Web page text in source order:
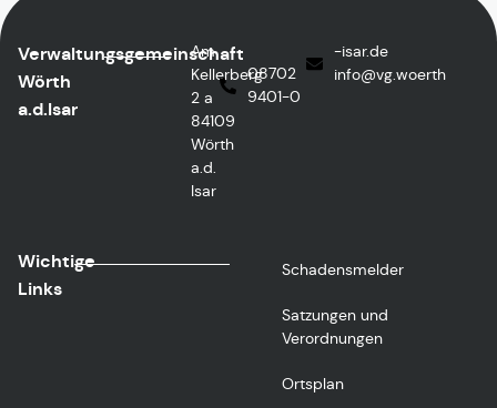
Verwaltungsgemeinschaft
Wörth
a.d.Isar
Am
Kellerberg
2 a
84109
Wörth
a.d.
Isar
08702
9401-0
ed.rasi-
htreow.gv
@ofni
Wichtige
Links
Schadensmelder
Satzungen und
Verordnungen
Ortsplan